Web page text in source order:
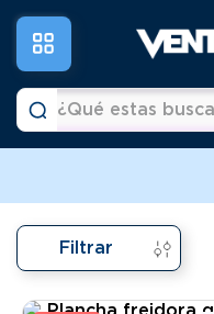
¿Qué estas
1.
horno
3.
visicooler
Filtrar